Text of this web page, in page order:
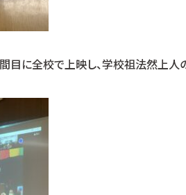
目に全校で上映し、学校祖法然上人